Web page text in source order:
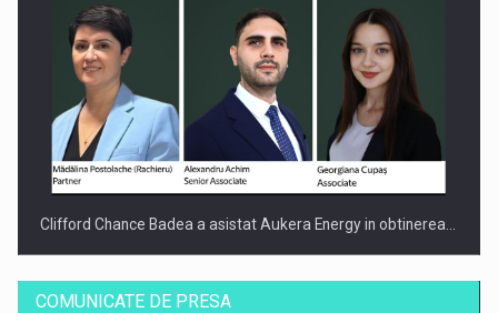
Clifford Chance Badea a asistat Aukera Energy in obtinerea…
COMUNICATE DE PRESA